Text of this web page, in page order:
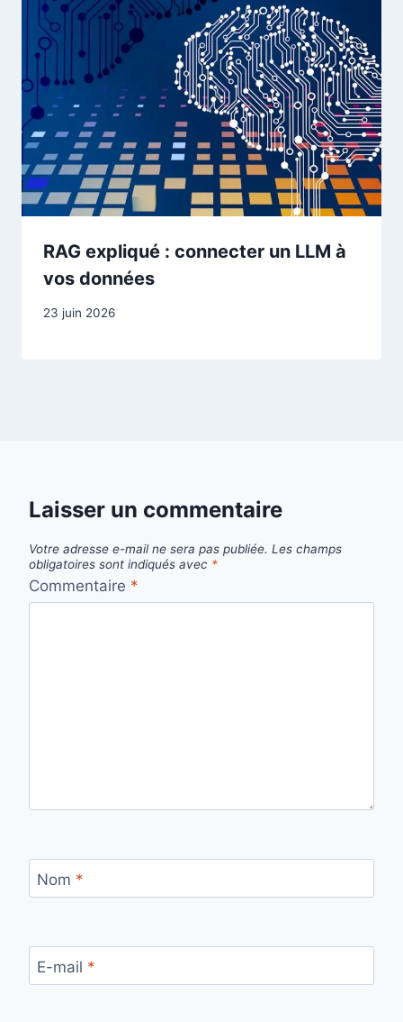
RAG expliqué : connecter un LLM à
vos données
23 juin 2026
Laisser un commentaire
Votre adresse e-mail ne sera pas publiée. Les champs
obligatoires sont indiqués avec *
Commentaire *
Nom *
E-mail *